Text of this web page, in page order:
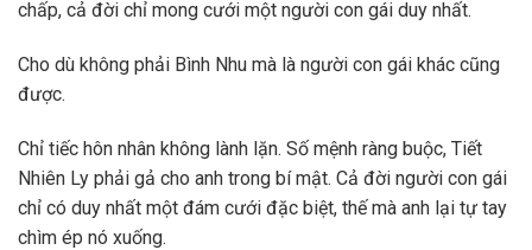
chấp, cả đời chỉ mong cưới một người con gái duy nhất.
Cho dù không phải Bình Nhu mà là người con gái khác cũng
được.
Chỉ tiếc hôn nhân không lành lặn. Số mệnh ràng buộc, Tiết
Nhiên Ly phải gả cho anh trong bí mật. Cả đời người con gái
chỉ có duy nhất một đám cưới đặc biệt, thế mà anh lại tự tay
chìm ép nó xuống.